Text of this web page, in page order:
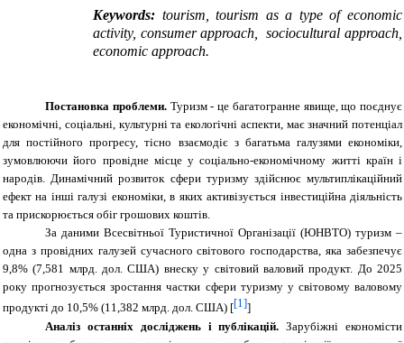
Keywords: tourism, tourism as a type of economic
activity, consumerapproach, socioculturalapproach,
economic approach.
Постановка проблеми.Туризм - це багатогранне явище, що поєднує
економічні, соціальні, культурні та екологічні аспекти, має значний потенціал
для постійного прогресу, тісно взаємодіє з багатьма галузями економіки,
зумовлюючи його провідне місце у соціально-економічному житті країн і
народів. Динамічний розвиток сфери туризму здійснює мультиплікаційний
ефект на інші галузі економіки, в яких активізується інвестиційна діяльність
та прискорюється обіг грошових коштів.
За даними Всесвітньої Туристичної Організації (ЮНВТО) туризм –
одна з провідних галузей сучасного світового господарства, яка забезпечує
9,8% (7,581 млрд. дол. США) внеску у світовий валовий продукт. До 2025
року прогнозується зростання частки сфери туризму у світовому валовому
продукті до 10,5% (11,382 млрд. дол. США) [[1]]
Аналіз останніх досліджень і публікацій. Зарубіжні економісти